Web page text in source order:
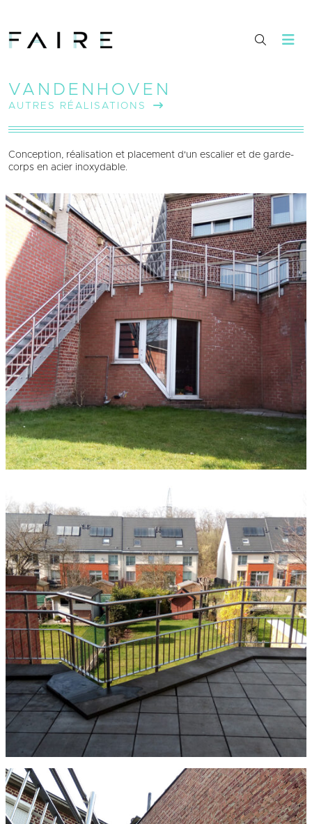
VANDENHOVEN
AUTRES RÉALISATIONS
Conception, réalisation et placement d'un escalier et de garde-
corps en acier inoxydable.